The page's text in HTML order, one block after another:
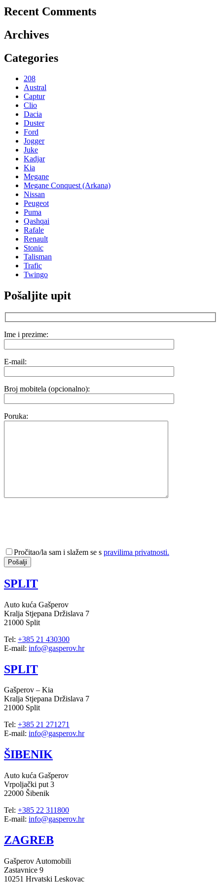
Recent Comments
Archives
Categories
208
Austral
Captur
Clio
Dacia
Duster
Ford
Jogger
Juke
Kadjar
Kia
Megane
Megane Conquest (Arkana)
Nissan
Peugeot
Puma
Qashqai
Rafale
Renault
Stonic
Talisman
Trafic
Twingo
Pošaljite upit
Ime i prezime:
E-mail:
Broj mobitela (opcionalno):
Poruka:
Pročitao/la sam i slažem se s pravilima privatnosti.
SPLIT
Auto kuća Gašperov
Kralja Stjepana Držislava 7
21000 Split
Tel: +385 21 430300
E-mail: info@gasperov.hr
SPLIT
Gašperov – Kia
Kralja Stjepana Držislava 7
21000 Split
Tel: +385 21 271271
E-mail: info@gasperov.hr
ŠIBENIK
Auto kuća Gašperov
Vrpoljački put 3
22000 Šibenik
Tel: +385 22 311800
E-mail: info@gasperov.hr
ZAGREB
Gašperov Automobili
Zastavnice 9
10251 Hrvatski Leskovac